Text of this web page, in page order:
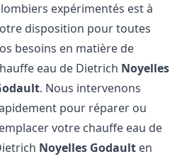
expérimentés est à
disposition pour toutes
besoins en matière de
eau de Dietrich Noyelles
. Nous intervenons
pour réparer ou
votre chauffe eau de
Noyelles Godault en